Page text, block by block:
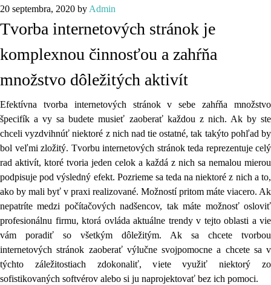
20 septembra, 2020 byAdmin
Tvorba internetových stránok je
komplexnou činnosťou a zahŕňa
množstvo dôležitých aktivít
Efektívna tvorba internetových stránok v sebe zahŕňa množstvo
špecifík a vy sa budete musieť zaoberať každou z nich. Ak by ste
chceli vyzdvihnúť niektoré z nich nad tie ostatné, tak takýto pohľad by
bol veľmi zložitý. Tvorbu internetových stránok teda reprezentuje celý
rad aktivít, ktoré tvoria jeden celok a každá z nich sa nemalou mierou
podpisuje pod výsledný efekt. Pozrieme sa teda na niektoré z nich a to,
ako by mali byť v praxi realizované. Možností pritom máte viacero. Ak
nepatríte medzi počítačových nadšencov, tak máte možnosť osloviť
profesionálnu firmu, ktorá ovláda aktuálne trendy v tejto oblasti a vie
vám poradiť so všetkým dôležitým. Ak sa chcete tvorbou
internetových stránok zaoberať výlučne svojpomocne a chcete sa v
týchto záležitostiach zdokonaliť, viete využiť niektorý zo
sofistikovaných softvérov alebo si ju naprojektovať bez ich pomoci.